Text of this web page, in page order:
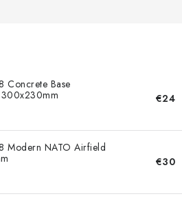
ochrany osobných údajov
Concrete Base
€24
Modern NATO Airfield
€30